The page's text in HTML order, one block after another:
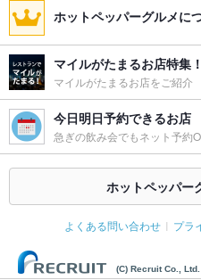
ホットペッパーグルメに
マイルがたまるお店特集！
マイルがたまるお店をご紹介
今日明日予約できるお店
急ぎの飲み会でもネット予約
ホットペッパー
よくある問い合わせ プラ
(C) Recruit Co., Ltd.